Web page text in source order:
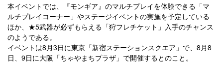
本イベントでは、『モンギア』のマルチプレイを体験できる「マ
ルチプレイコーナー」やステージイベントの実施を予定している
ほか、★5武器が必ずもらえる「狩フレチケット」入手のチャンス
のようである。
イベントは8月3日に東京「新宿ステーションスクエア」で、8月8
日、9日に大阪「ちゃやまちプラザ」で開催するとのこと。